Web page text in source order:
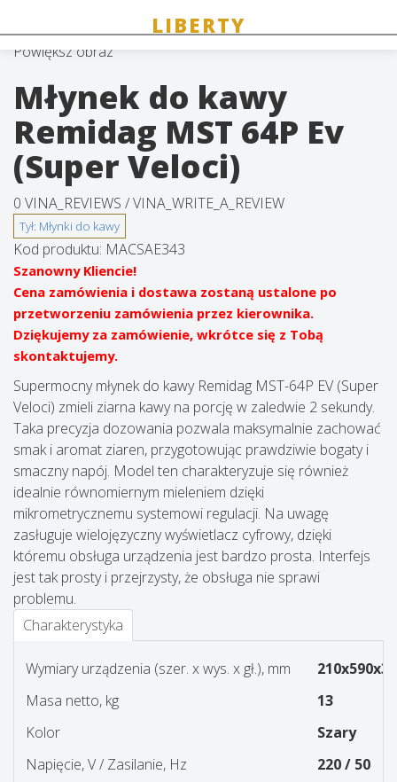
Powiększ obraz
Młynek do kawy
Remidag MST 64P Ev
(Super Veloci)
0 VINA_REVIEWS /VINA_WRITE_A_REVIEW
Kod produktu: MACSAE343
Szanowny Kliencie!
Cena zamówienia i dostawa zostaną ustalone po
przetworzeniu zamówienia przez kierownika.
Dziękujemy za zamówienie, wkrótce się z Tobą
skontaktujemy.
Supermocny młynek do kawy Remidag MST-64P EV (Super
Veloci) zmieli ziarna kawy na porcję w zaledwie 2 sekundy.
Taka precyzja dozowania pozwala maksymalnie zachować
smak i aromat ziaren, przygotowując prawdziwie bogaty i
smaczny napój. Model ten charakteryzuje się również
idealnie równomiernym mieleniem dzięki
mikrometrycznemu systemowi regulacji. Na uwagę
zasługuje wielojęzyczny wyświetlacz cyfrowy, dzięki
któremu obsługa urządzenia jest bardzo prosta. Interfejs
jest tak prosty i przejrzysty, że obsługa nie sprawi
problemu.
Charakterystyka
Wymiary urządzenia (szer. x wys. x gł.), mm
Masa netto, kg
13
Kolor
Szary
Napięcie, V / Zasilanie, Hz
220 / 50